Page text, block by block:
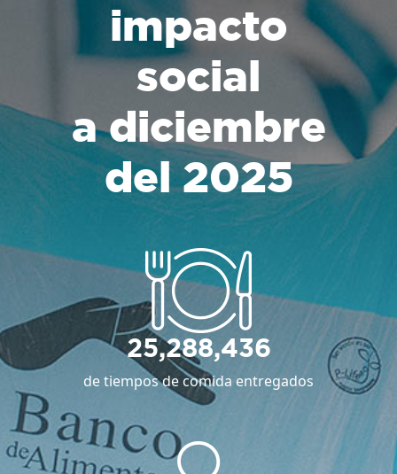
impacto
social
a diciembre
del 2025
25,288,436
de tiempos de comida entregados